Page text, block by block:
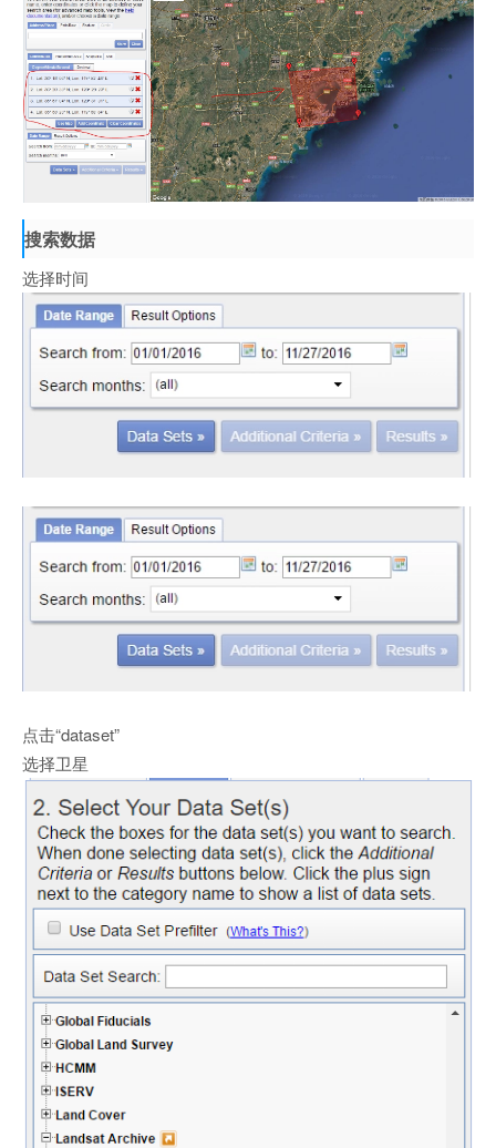
搜索数据
选择时间
点击“dataset”
选择卫星